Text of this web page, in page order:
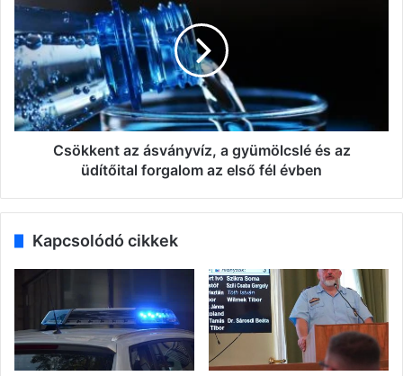
ásványvíz,
a
gyümölcslé
és
az
üdítőital
forgalom
Csökkent az ásványvíz, a gyümölcslé és az
üdítőital forgalom az első fél évben
Kapcsolódó cikkek